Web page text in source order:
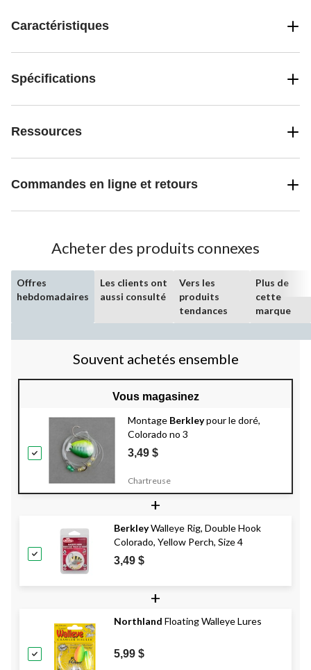
Caractéristiques
Spécifications
Ressources
Commandes en ligne et retours
Acheter des produits connexes
Offres
hebdomadaires
Les clients ont
aussi consulté
Vers les
produits
tendances
Plus de
cette
marque
Souvent achetés ensemble
Vous magasinez
Montage Berkleypour le doré,
Colorado no 3
3,49 $
Chartreuse
+
BerkleyWalleye Rig, Double Hook
Colorado, Yellow Perch, Size 4
3,49 $
+
Northland Floating Walleye Lures
5,99 $